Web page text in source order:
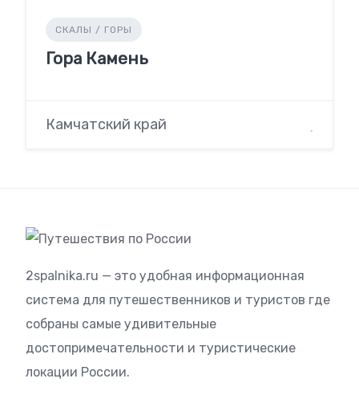
СКАЛЫ / ГОРЫ
Гора Камень
Камчатский край
2spalnika.ru — это удобная информационная
система для путешественников и туристов где
собраны самые удивительные
достопримечательности и туристические
локации России.